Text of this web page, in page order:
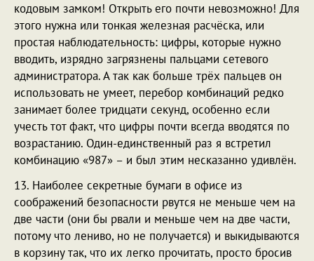
кодовым замком! Открыть его почти невозможно! Для
этого нужна или тонкая железная расчёска, или
простая наблюдательность: цифры, которые нужно
вводить, изрядно загрязнены пальцами сетевого
администратора. А так как больше трёх пальцев он
использовать не умеет, перебор комбинаций редко
занимает более тридцати секунд, особенно если
учесть тот факт, что цифры почти всегда вводятся по
возрастанию. Один-единственный раз я встретил
комбинацию «987» – и был этим несказанно удивлён.
13. Наиболее секретные бумаги в офисе из
соображений безопасности рвутся не меньше чем на
две части (они бы рвали и меньше чем на две части,
потому что лениво, но не получается) и выкидываются
в корзину так, что их легко прочитать, просто бросив